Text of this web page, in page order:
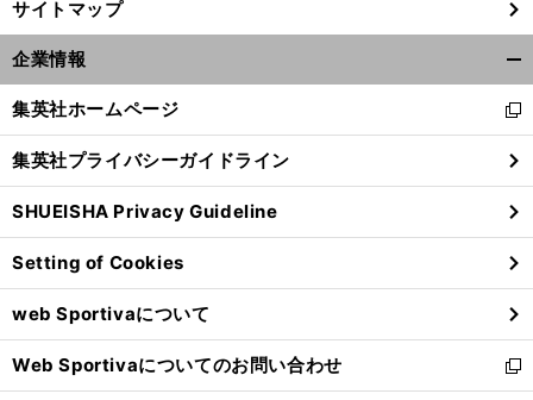
サイトマップ
企業情報
閉
る
集英社ホームページ
新
し
い
ウ
ィ
ン
ド
ウ
で
開
く
集英社プライバシーガイドライン
SHUEISHA Privacy Guideline
Setting of Cookies
web Sportivaについて
Web Sportivaについてのお問い合わせ
新
し